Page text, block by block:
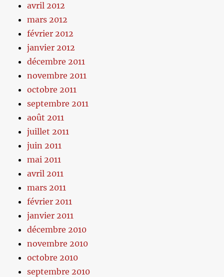
avril 2012
mars 2012
février 2012
janvier 2012
décembre 2011
novembre 2011
octobre 2011
septembre 2011
août 2011
juillet 2011
juin 2011
mai 2011
avril 2011
mars 2011
février 2011
janvier 2011
décembre 2010
novembre 2010
octobre 2010
septembre 2010